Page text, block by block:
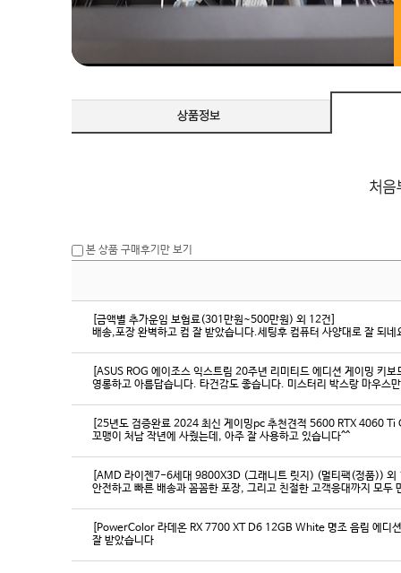
본 상품 구매후기만 보기
[금액별 추가운임 보험료(301만원~500만원) 외 12건]
배송,포장 완벽하고 컴 잘 받았습니다.세팅후 컴퓨터 사양대로 잘 되
[ASUS ROG 에이조스 익스트림 20주년 리미티드 에디션 게이밍 키
영롱하고 아름답습니다. 타건감도 좋습니다. 미스터리 박스랑 마우스
[25년도 검증완료 2024 최신 게이밍pc 추천견적 5600 RTX 4060
꼬맹이 처남 작년에 사줬는데, 아주 잘 사용하고 있습니다^^
[AMD 라이젠7-6세대 9800X3D (그래니트 릿지) (멀티팩(정품)) 외
[PowerColor 라데온 RX 7700 XT D6 12GB White 명조 음림 에디
잘 받았습니다